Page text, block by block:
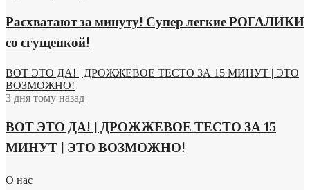
Расхватают за минуту! Супер легкие РОГАЛИКИ
со сгущенкой!
ВОТ ЭТО ДА! | ДРОЖЖЕВОЕ ТЕСТО ЗА 15 МИНУТ | ЭТО
ВОЗМОЖНО!
3 дня тому назад
ВОТ ЭТО ДА! | ДРОЖЖЕВОЕ ТЕСТО ЗА 15
МИНУТ | ЭТО ВОЗМОЖНО!
О нас